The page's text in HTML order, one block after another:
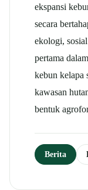
ekspansi
secara
ekologi,
pertama
kebun kelapa
kawasan
bentuk
Berita